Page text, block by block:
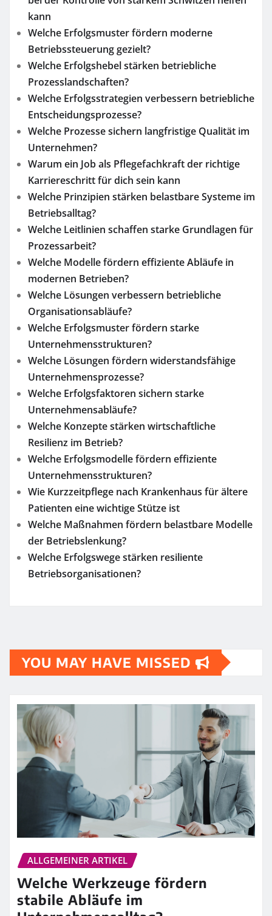
kann
Welche Erfolgsmuster fördern moderne
Betriebssteuerung gezielt?
Welche Erfolgshebel stärken betriebliche
Prozesslandschaften?
Welche Erfolgsstrategien verbessern betriebliche
Entscheidungsprozesse?
Welche Prozesse sichern langfristige Qualität im
Unternehmen?
Warum ein Job als Pflegefachkraft der richtige
Karriereschritt für dich sein kann
Welche Prinzipien stärken belastbare Systeme im
Betriebsalltag?
Welche Leitlinien schaffen starke Grundlagen für
Prozessarbeit?
Welche Modelle fördern effiziente Abläufe in
modernen Betrieben?
Welche Lösungen verbessern betriebliche
Organisationsabläufe?
Welche Erfolgsmuster fördern starke
Unternehmensstrukturen?
Welche Lösungen fördern widerstandsfähige
Unternehmensprozesse?
Welche Erfolgsfaktoren sichern starke
Unternehmensabläufe?
Welche Konzepte stärken wirtschaftliche
Resilienz im Betrieb?
Welche Erfolgsmodelle fördern effiziente
Unternehmensstrukturen?
Wie Kurzzeitpflege nach Krankenhaus für ältere
Patienten eine wichtige Stütze ist
Welche Maßnahmen fördern belastbare Modelle
der Betriebslenkung?
Welche Erfolgswege stärken resiliente
Betriebsorganisationen?
YOU MAY HAVE MISSED
ALLGEMEINER ARTIKEL
Welche Werkzeuge fördern
stabile Abläufe im